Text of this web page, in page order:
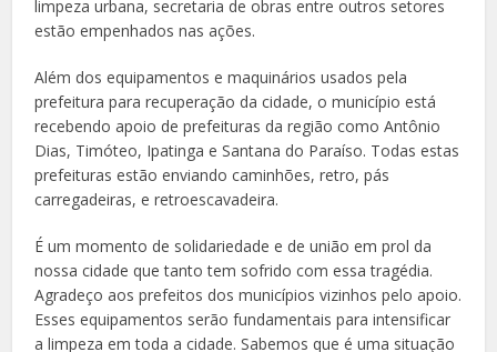
limpeza urbana, secretaria de obras entre outros setores
estão empenhados nas ações.
Além dos equipamentos e maquinários usados pela
prefeitura para recuperação da cidade, o município está
recebendo apoio de prefeituras da região como Antônio
Dias, Timóteo, Ipatinga e Santana do Paraíso. Todas estas
prefeituras estão enviando caminhões, retro, pás
carregadeiras, e retroescavadeira.
É um momento de solidariedade e de união em prol da
nossa cidade que tanto tem sofrido com essa tragédia.
Agradeço aos prefeitos dos municípios vizinhos pelo apoio.
Esses equipamentos serão fundamentais para intensificar
a limpeza em toda a cidade. Sabemos que é uma situação